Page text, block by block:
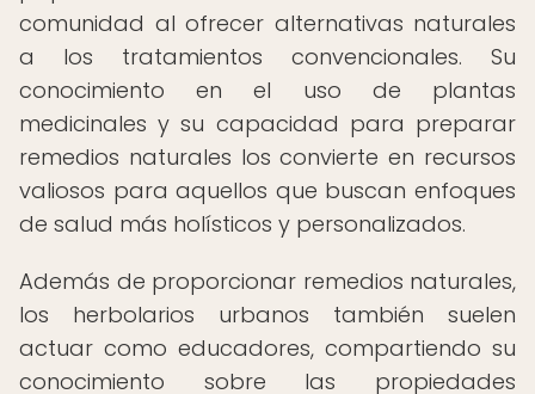
comunidad al ofrecer alternativas naturales
a los tratamientos convencionales. Su
conocimiento en el uso de plantas
medicinales y su capacidad para preparar
remedios naturales los convierte en recursos
valiosos para aquellos que buscan enfoques
de salud más holísticos y personalizados.
Además de proporcionar remedios naturales,
los herbolarios urbanos también suelen
actuar como educadores, compartiendo su
conocimiento sobre las propiedades